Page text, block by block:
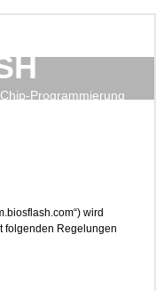
Programmierung
wird
folgenden Regelungen